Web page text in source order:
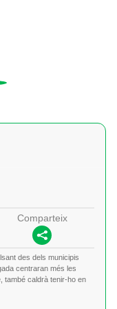
Comparteix
des dels municipis
centraran més les
també caldrà tenir-ho en